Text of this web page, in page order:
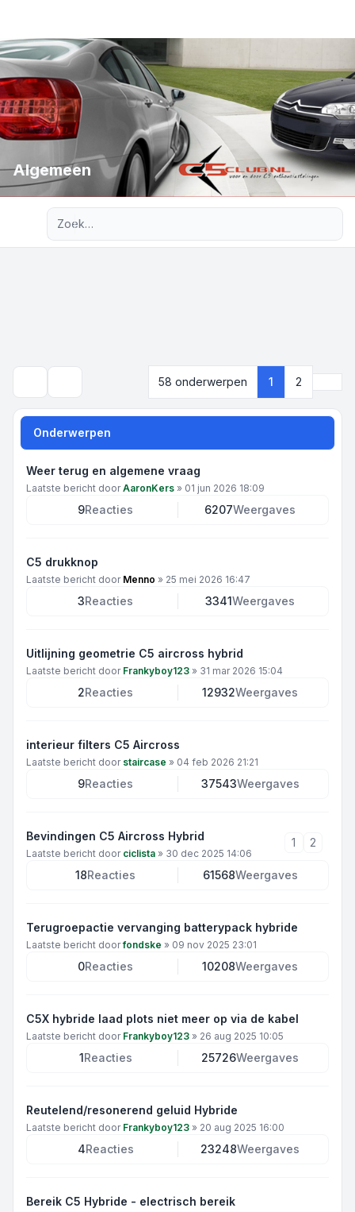
Algemeen
58 onderwerpen 1 2
Onderwerpen
Weer terug en algemene vraag
Laatste bericht doorAaronKers » 01 jun 2026 18:09
9Reacties 6207Weergaves
C5 drukknop
Laatste bericht door Menno » 25 mei 2026 16:47
3Reacties 3341Weergaves
Uitlijning geometrie C5 aircross hybrid
Laatste bericht door Frankyboy123 » 31 mar 2026 15:04
2Reacties 12932Weergaves
interieur filters C5 Aircross
Laatste bericht door staircase » 04 feb 2026 21:21
9Reacties 37543Weergaves
Bevindingen C5 Aircross Hybrid
Laatste bericht door ciclista » 30 dec 2025 14:06
1 2
18Reacties 61568Weergaves
Terugroepactie vervanging batterypack hybride
Laatste bericht doorfondske » 09 nov 2025 23:01
0Reacties 10208Weergaves
C5X hybride laad plots niet meer op via de kabel
Laatste bericht door Frankyboy123 » 26 aug 2025 10:05
1Reacties 25726Weergaves
Reutelend/resonerend geluid Hybride
Laatste bericht door Frankyboy123 » 20 aug 2025 16:00
4Reacties 23248Weergaves
Bereik C5 Hybride - electrisch bereik